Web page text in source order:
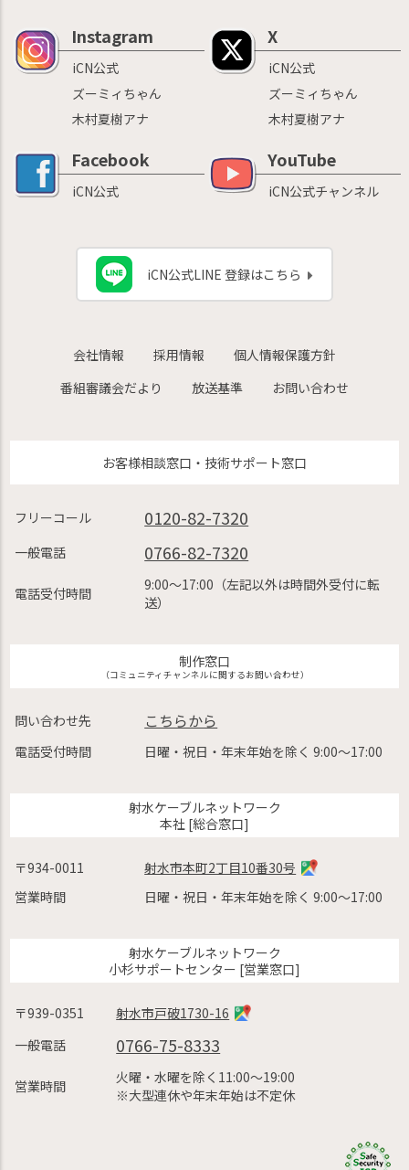
Instagram
iCN公式
ズーミィちゃん
木村夏樹アナ
X
iCN公式
ズーミィちゃん
木村夏樹アナ
Facebook
iCN公式
YouTube
iCN公式チャンネル
iCN公式LINE 登録はこちら
会社情報 採用情報
個人情報保護方針
番組審議会だより
放送基準 お問い合わせ
お客様相談窓口・技術サポート窓口
フリーコール 0120-82-7320
一般電話 0766-82-7320
電話受付時間
9:00〜17:00（左記以外は時間外受付に転
送）
制作窓口
（コミュニティチャンネルに関するお問い合わせ）
問い合わせ先 こちらから
電話受付時間 日曜・祝日・年末年始を除く 9:00〜17:00
射水ケーブルネットワーク
本社 [総合窓口]
〒934-0011
射水市本町2丁目10番30号
営業時間
日曜・祝日・年末年始を除く 9:00〜17:00
射水ケーブルネットワーク
小杉サポートセンター [営業窓口]
〒939-0351
射水市戸破1730-16
一般電話
0766-75-8333
営業時間
火曜・水曜を除く11:00〜19:00
※大型連休や年末年始は不定休